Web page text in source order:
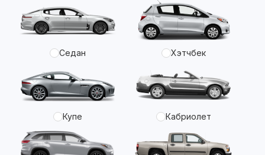
Седан Хэтчбек
Купе Кабриолет